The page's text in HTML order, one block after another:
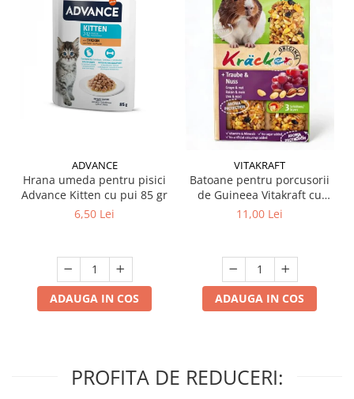
ADVANCE
Hrana umeda pentru pisici
Advance Kitten cu pui 85 gr
6,50 Lei
ADAUGA IN COS
VITAKRAFT
Batoane pentru porcusorii
de Guineea Vitakraft cu
struguri & nuci 2 buc
11,00 Lei
ADAUGA IN COS
PROFITA DE REDUCERI: